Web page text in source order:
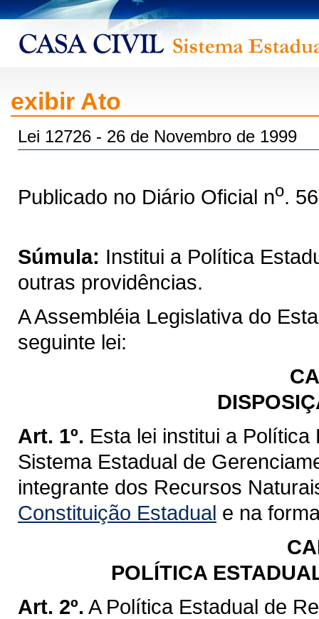
exibir Ato
Lei 12726 - 26 de Novembro de 1999
Publicado no Diário Oficial no.
Súmula: Institui a Política
outras providências.
A Assembléia Legislativa do
seguinte lei:
Art. 1º. Esta lei institui a
Sistema Estadual de
integrante dos Recursos
Constituição Estadual e na
POLÍTICA
Art. 2º. A Política Estadual de